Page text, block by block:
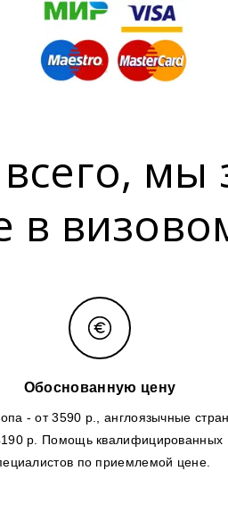
мы
Обоснованную цену
- от 3590 р., англоязычные
р. Помощь квалифицированных
по приемлемой цене.